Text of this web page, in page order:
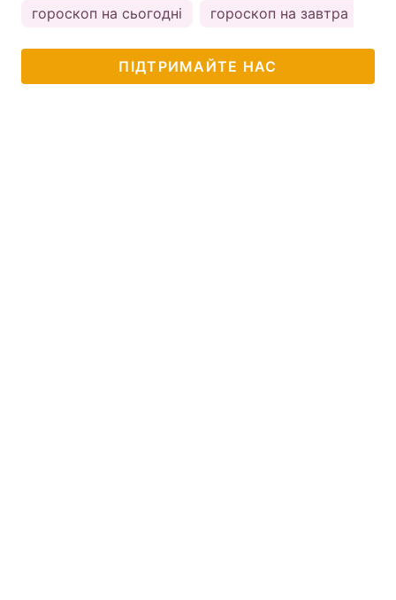
гороскоп на сьогодні гороскоп на завтра
ПІДТРИМАЙТЕ НАС